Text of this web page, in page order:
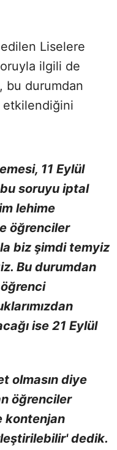
Liselere
ilgili de
bu durumdan
etkilendiğini
11 Eylül
soruyu iptal
lehime
öğrenciler
biz şimdi temyiz
Bu durumdan
ise 21 Eylül
olmasın diye
öğrenciler
kontenjan
dedik.